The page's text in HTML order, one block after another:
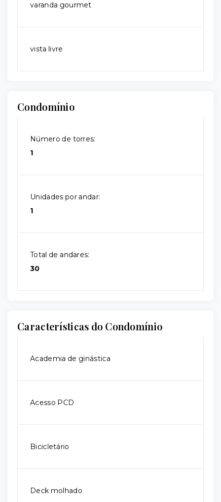
varanda gourmet
vista livre
Condomínio
Número de torres:
1
Unidades por andar:
1
Total de andares:
30
Características do Condomínio
Academia de ginástica
Acesso PCD
Bicicletário
Deck molhado